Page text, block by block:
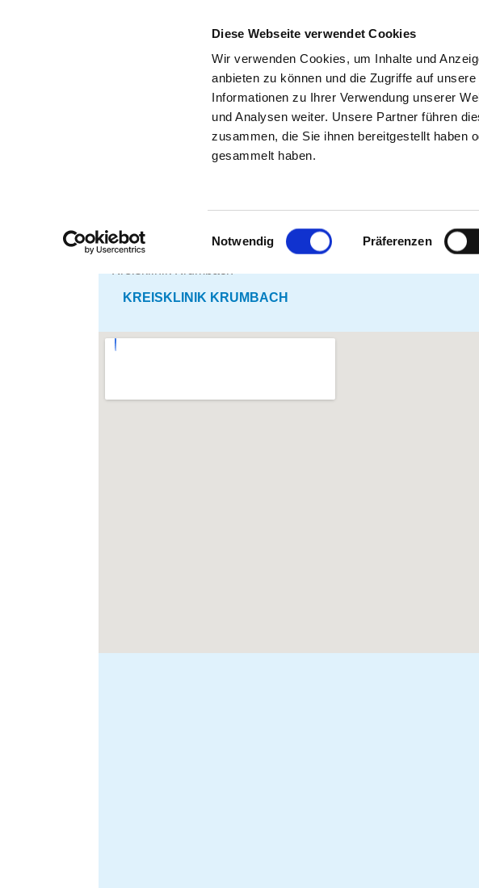
Diese Webseite verwendet Cookies
Wir verwenden Cookies, um Inhalte und
anbieten zu können und die Zugriffe auf
Informationen zu Ihrer Verwendung unserer
und Analysen weiter. Unsere Partner führen
zusammen, die Sie ihnen bereitgestellt haben
gesammelt haben.
Einwilligungsauswahl
Notwendig Präferenzen
SUCHEN
Zurück zu den Suchergebnissen
KREISKLINIK KRUMBACH